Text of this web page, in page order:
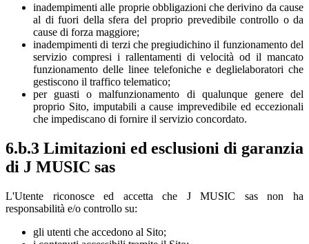
inadempimenti alle proprie obbligazioni che derivino da cause
al di fuori della sfera del proprio prevedibile controllo o da
cause di forza maggiore;
inadempimenti di terzi che pregiudichino il funzionamento del
servizio compresi i rallentamenti di velocità od il mancato
funzionamento delle linee telefoniche e deglielaboratori che
gestiscono il traffico telematico;
per guasti o malfunzionamento di qualunque genere del
proprio Sito, imputabili a cause imprevedibile ed eccezionali
che impediscano di fornire il servizio concordato.
6.b.3 Limitazioni ed esclusioni di garanzia
di J MUSIC sas
L'Utente riconosce ed accetta che J MUSIC sas non ha
responsabilità e/o controllo su:
gli utenti che accedono al Sito;